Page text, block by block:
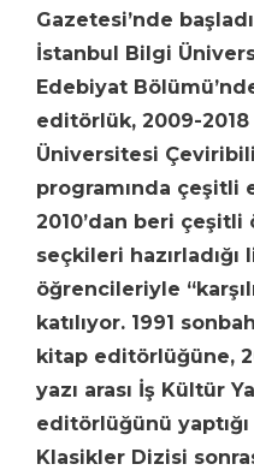
Gazetesi’nde
İstanbul Bilgi
Edebiyat
editörlük, 2009-2018
Üniversitesi
programında
2010’dan beri
seçkileri
öğrencileriyle
katılıyor. 1991
kitap editörlüğüne,
yazı arası İş Kültür
editörlüğünü
Klasikler Dizisi